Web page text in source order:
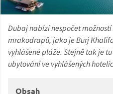
Dubaj nabízí nespočet
mrakodrapů, jako je Burj
vyhlášené pláže. Stejně tak je
ubytování ve vyhlášených
Obsah